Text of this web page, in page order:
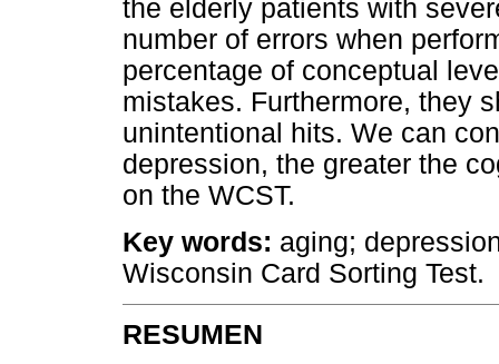
the elderly patients with
number of errors when
percentage of conceptual
mistakes. Furthermore, they
unintentional hits. We can
depression, the greater the
on the WCST.
Key words: aging;
Wisconsin Card Sorting Test.
RESUMEN